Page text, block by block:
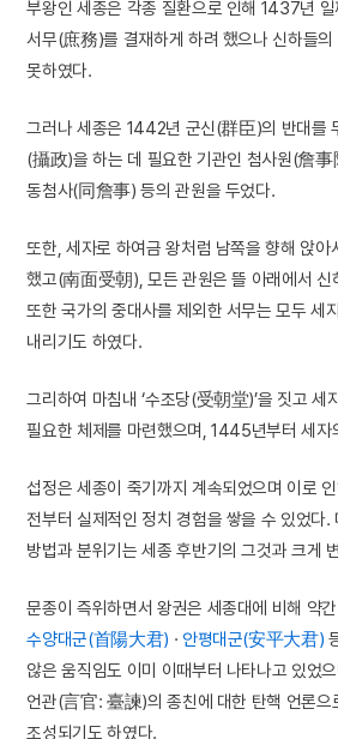
부왕인 세종은 각종 질환으로 인해 1437년
서무(庶務)를 결재하게 하려 했으나 신하들의
못하였다.
그러나 세종은 1442년 군신(群臣)의 반대를
(攝政)을 하는 데 필요한 기관인 첨사원(詹
동첨사(同詹事) 등의 관원을 두었다.
또한, 세자로 하여금 왕처럼 남쪽을 향해 앉
했고(南面受朝), 모든 관원은 뜰 아래에서 신
또한 국가의 중대사를 제외한 서무는 모두 세
내리기도 하였다.
그리하여 마침내 ‘수조당(受朝堂)’을 짓고 세
필요한 체제를 마련했으며, 1445년부터 세자
섭정은 세종이 죽기까지 계속되었으며 이로
전부터 실제적인 정치 경험을 쌓을 수 있었다.
방법과 분위기는 세종 후반기의 그것과 크게
문종이 즉위하면서 왕권은 세종대에 비해 약
수양대군(首陽大君) · 안평대군(安平大君)
않은 움직임도 이미 이때부터 나타나고 있었
언관(言官: 臺諫)의 종친에 대한 탄핵 언론으
조성되기도 하였다.